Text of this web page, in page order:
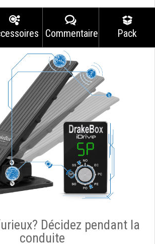
Commentaires Pack
Décidez pendant la
conduite